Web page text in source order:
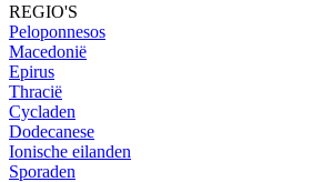
REGIO'S
Peloponnesos
Macedonië
Epirus
Thracië
Cycladen
Dodecanese
Ionische eilanden
Sporaden